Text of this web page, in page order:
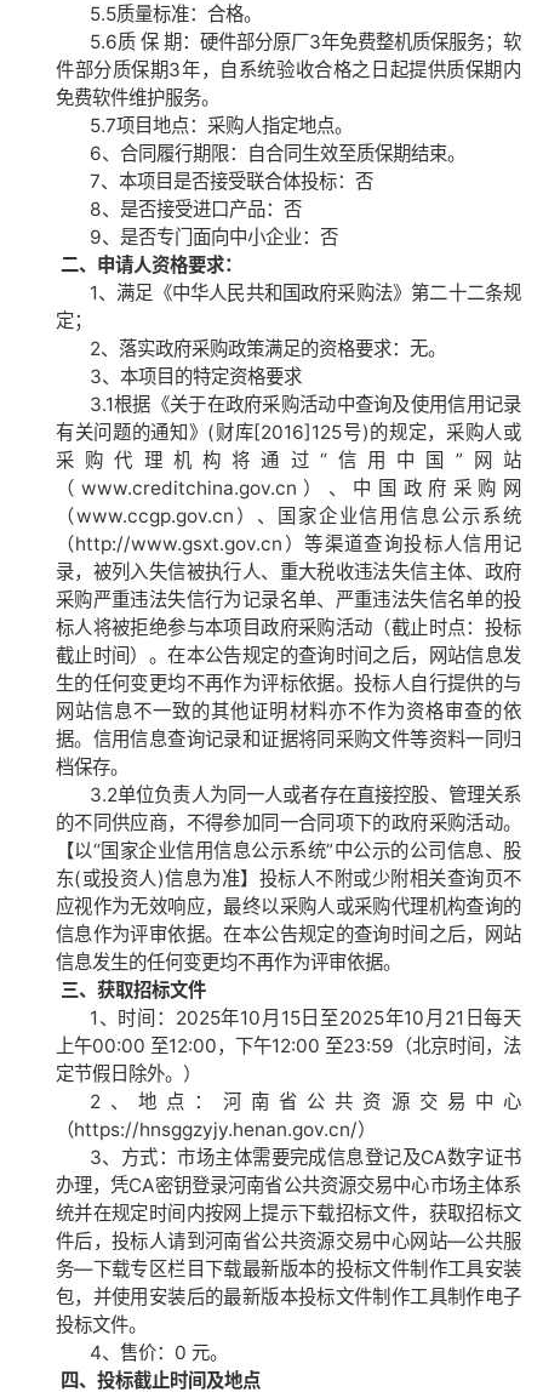
5.5质量标准：合格。
5.6质 保 期：硬件部分原厂3年免费整机质保服务；软
件部分质保期3年，自系统验收合格之日起提供质保期内
免费软件维护服务。
5.7项目地点：采购人指定地点。
6、合同履行期限：自合同生效至质保期结束。
7、本项目是否接受联合体投标：否
8、是否接受进口产品：否
9、是否专门面向中小企业：否
二、申请人资格要求：
1、满足《中华人民共和国政府采购法》第二十二条规
定；
2、落实政府采购政策满足的资格要求：无。
3、本项目的特定资格要求
3.1根据《关于在政府采购活动中查询及使用信用记录
有关问题的通知》 (财库[2016]125号)的规定，采购人或
采购代理机构将通过“信用中国”网站
（ www.creditchina.gov.cn ）、中国政府采购网
（www.ccgp.gov.cn ）、国家企业信用信息公示系统
（http://www.gsxt.gov.cn ）等渠道查询投标人信用记
录，被列入失信被执行人、重大税收违法失信主体、政府
采购严重违法失信行为记录名单、严重违法失信名单的投
标人将被拒绝参与本项目政府采购活动（截止时点：投标
截止时间）。在本公告规定的查询时间之后，网站信息发
生的任何变更均不再作为评标依据。投标人自行提供的与
网站信息不一致的其他证明材料亦不作为资格审查的依
据。信用信息查询记录和证据将同采购文件等资料一同归
档保存。
3.2单位负责人为同一人或者存在直接控股、管理关系
的不同供应商，不得参加同一合同项下的政府采购活动。
【以“国家企业信用信息公示系统”中公示的公司信息、股
东(或投资人)信息为准】投标人不附或少附相关查询页不
应视作为无效响应，最终以采购人或采购代理机构查询的
信息作为评审依据。在本公告规定的查询时间之后，网站
信息发生的任何变更均不再作为评审依据。
三、获取招标文件
1、时间： 2025年10 月 15日至2025年10 月 21 日每天
上午00:00 至12:00，下午12:00 至23:59 （北京时间，法
定节假日除外。）
2、地点：河南省公共资源交易中心
（https://hnsggzyjy.henan.gov.cn/）
3、方式：市场主体需要完成信息登记及CA数字证书
办理，凭CA密钥登录河南省公共资源交易中心市场主体系
统并在规定时间内按网上提示下载招标文件，获取招标文
件后，投标人请到河南省公共资源交易中心网站—公共服
务—下载专区栏目下载最新版本的投标文件制作工具安装
包，并使用安装后的最新版本投标文件制作工具制作电子
投标文件。
4、售价： 0 元。
四、投标截止时间及地点